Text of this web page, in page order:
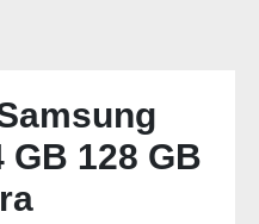
GB 128 GB